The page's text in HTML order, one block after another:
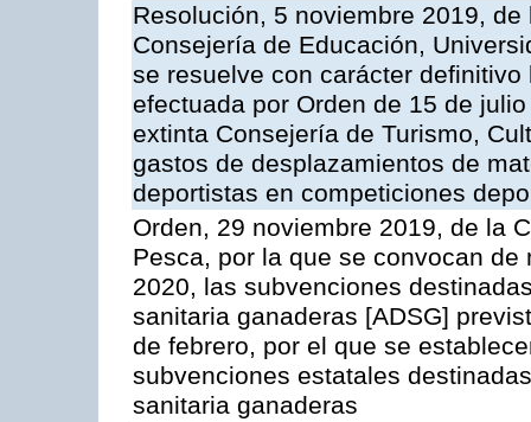
Resolución, 5 noviembre 2019,
Consejería de Educación,
se resuelve con carácter
efectuada por Orden de 15 de
extinta Consejería de Turismo,
gastos de desplazamientos de
deportistas en competiciones
Orden, 29 noviembre 2019, de la
Pesca, por la que se convocan
2020, las subvenciones
sanitaria ganaderas [ADSG]
de febrero, por el que se
subvenciones estatales
sanitaria ganaderas